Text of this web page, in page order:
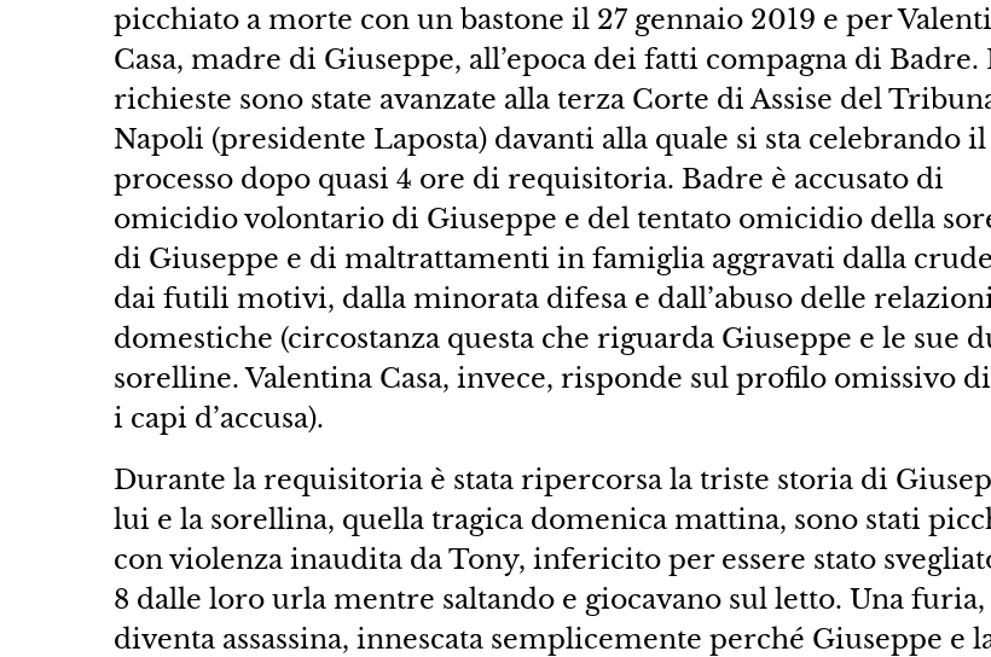
picchiato a morte con un bastone il 27 gennaio 2019 e per
Casa, madre di Giuseppe, all’epoca dei fatti compagna di Badre.
richieste sono state avanzate alla terza Corte di Assise del
Napoli (presidente Laposta) davanti alla quale si sta celebrando il
processo dopo quasi 4 ore di requisitoria. Badre è accusato di
omicidio volontario di Giuseppe e del tentato omicidio della
di Giuseppe e di maltrattamenti in famiglia aggravati dalla
dai futili motivi, dalla minorata difesa e dall’abuso delle
domestiche (circostanza questa che riguarda Giuseppe e le sue
sorelline. Valentina Casa, invece, risponde sul profilo omissivo
i capi d’accusa).
Durante la requisitoria è stata ripercorsa la triste storia di
lui e la sorellina, quella tragica domenica mattina, sono stati
con violenza inaudita da Tony, infericito per essere stato
8 dalle loro urla mentre saltando e giocavano sul letto. Una furia,
diventa assassina, innescata semplicemente perché Giuseppe e